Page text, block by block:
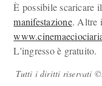
È possibile scaricare
manifestazione. Altre
L'ingresso è gratuito.
Tutti i diritti riservati